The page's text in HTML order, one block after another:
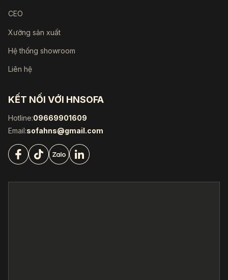
CEO
Xưởng sản xuất
Hệ thống showroom
Liên hệ
KẾT NỐI VỚI HNSOFA
Hotline:09669901609
Email:sofahns@gmail.com